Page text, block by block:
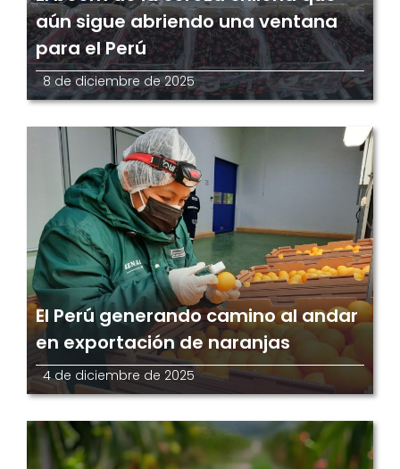
aún sigue abriendo una ventana
para el Perú
8 de diciembre de 2025
El Perú generando camino al andar
en exportación de naranjas
4 de diciembre de 2025